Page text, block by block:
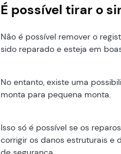
É possível tirar o
Não é possível remover o
sido reparado e esteja em
No entanto, existe uma
monta para pequena monta.
Isso só é possível se os
corrigir os danos estruturais e